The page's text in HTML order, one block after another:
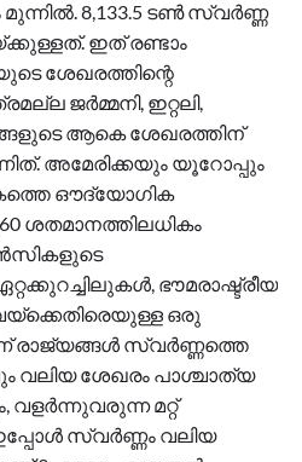
8,133.5 ടണ്‍ സ്വര്‍ണ്ണ
ഇത് രണ്ടാം
ശേഖരത്തിന്റെ
ജര്‍മ്മനി, ഇറ്റലി,
ആകെ ശേഖരത്തിന്
അമേരിക്കയും യൂറോപ്പും
ഔദ്യോഗിക
ശതമാനത്തിലധികം
ഭൗമരാഷ്ട്രീയ
ഒരു
രാജ്യങ്ങള്‍ സ്വര്‍ണ്ണത്തെ
വലിയ ശേഖരം പാശ്ചാത്യ
വളര്‍ന്നുവരുന്ന മറ്റ്
സ്വര്‍ണ്ണം വലിയ